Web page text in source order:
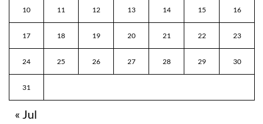
10 11 12 13 14 15 16
17 18 19 20 21 22 23
24 25 26 27 28 29 30
31
« Jul